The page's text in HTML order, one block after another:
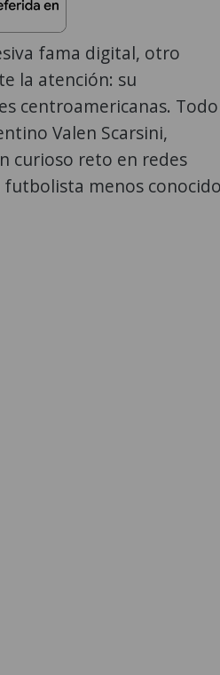
fama digital, otro
la atención: su
centroamericanas. Todo
Valen Scarsini,
curioso reto en redes
futbolista menos